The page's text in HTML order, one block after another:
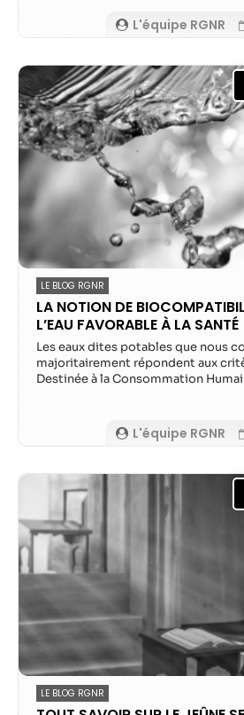
L'équipe RGNR
LE BLOG RGNR
LA NOTION DE
L’EAU FAVORABLE À LA SANTÉ
L'équipe RGNR
Les eaux dites potables que nous
majoritairement répondent aux
Destinée à la Consommation
LE BLOG RGNR